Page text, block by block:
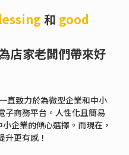
和 good
店家老闆們帶來好
直致力於為微型企業和中小
子商務平台。人性化且簡易
企業的傾心選擇。而現在，
更有感！